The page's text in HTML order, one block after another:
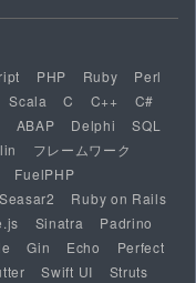
PHP Ruby
Perl
Scala C C++
C#
ABAP Delphi
SQL
フレームワーク
FuelPHP
Seasar2
Ruby on Rails
Sinatra
Padrino
Gin Echo
Perfect
Swift UI
Struts